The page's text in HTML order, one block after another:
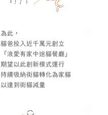
為此，
貓爸投入近千萬元創立
「浪愛有家中途貓餐廳」
期望以此創新模式運行
持續吸納街貓轉化為家貓
以達到街貓減量